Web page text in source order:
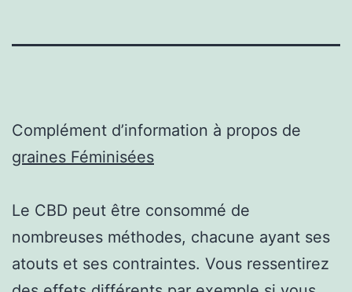
Complément d’information à propos de
graines Féminisées
Le CBD peut être consommé de
nombreuses méthodes, chacune ayant ses
atouts et ses contraintes. Vous ressentirez